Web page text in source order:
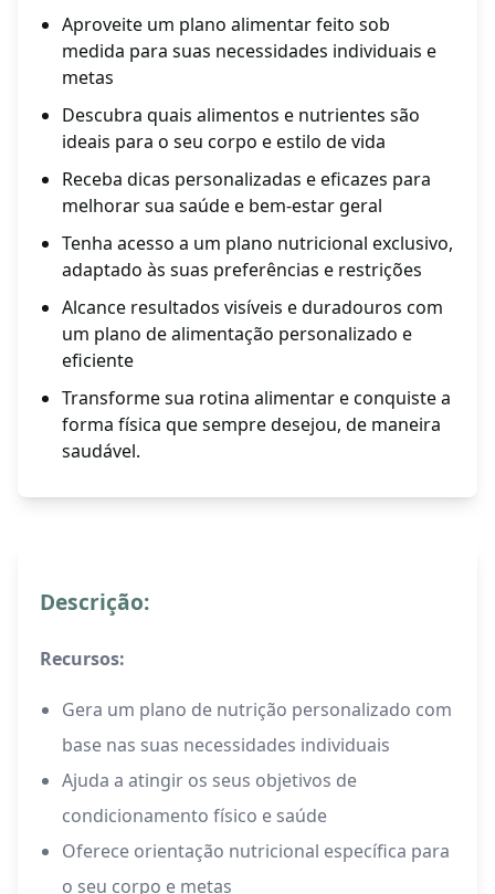
Aproveite um plano alimentar feito sob
medida para suas necessidades individuais e
metas
Descubra quais alimentos e nutrientes são
ideais para o seu corpo e estilo de vida
Receba dicas personalizadas e eficazes para
melhorar sua saúde e bem-estar geral
Tenha acesso a um plano nutricional exclusivo,
adaptado às suas preferências e restrições
Alcance resultados visíveis e duradouros com
um plano de alimentação personalizado e
eficiente
Transforme sua rotina alimentar e conquiste a
forma física que sempre desejou, de maneira
saudável.
Descrição:
Recursos:
Gera um plano de nutrição personalizado com
base nas suas necessidades individuais
Ajuda a atingir os seus objetivos de
condicionamento físico e saúde
Oferece orientação nutricional específica para
o seu corpo e metas